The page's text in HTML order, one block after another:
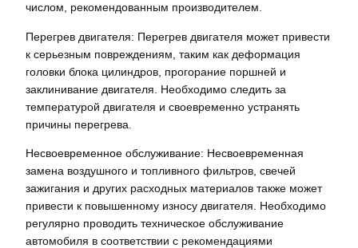
числом, рекомендованным производителем.
Перегрев двигателя: Перегрев двигателя может привести
к серьезным повреждениям, таким как деформация
головки блока цилиндров, прогорание поршней и
заклинивание двигателя. Необходимо следить за
температурой двигателя и своевременно устранять
причины перегрева.
Несвоевременное обслуживание: Несвоевременная
замена воздушного и топливного фильтров, свечей
зажигания и других расходных материалов также может
привести к повышенному износу двигателя. Необходимо
регулярно проводить техническое обслуживание
автомобиля в соответствии с рекомендациями